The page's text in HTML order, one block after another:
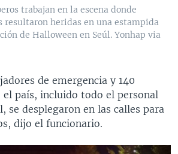
trabajan en la escena donde
resultaron heridas en una estampida
de Halloween en Seúl. Yonhap via
de emergencia y 140
país, incluido todo el personal
se desplegaron en las calles para
dijo el funcionario.